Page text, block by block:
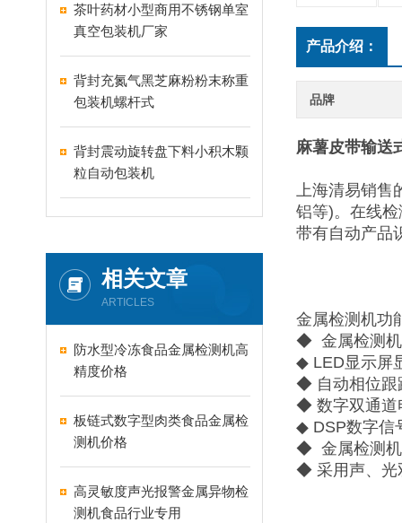
茶叶药材小型商用不锈钢单室
真空包装机厂家
背封充氮气黑芝麻粉粉末称重
包装机螺杆式
背封震动旋转盘下料小积木颗
粒自动包装机
相关文章
ARTICLES
防水型冷冻食品金属检测机高
精度价格
板链式数字型肉类食品金属检
测机价格
高灵敏度声光报警金属异物检
测机食品行业专用
产品介绍：
品牌
麻薯皮带输送
上海清易销售
铝等)。在线
带有自动产品
金属检测机功
◆ 金属检测机
◆ LED显示屏
◆ 自动相位跟
◆ 数字双通道
◆ DSP数字信
◆ 金属检测机
◆ 采用声、光